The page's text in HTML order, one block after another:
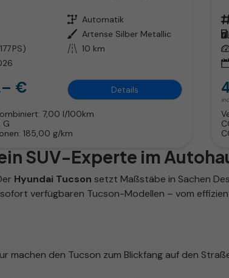
Getriebe Automatik
Außenfarbe Artense Silber Metallic
PS) Kilometerstand 10 km
€ Details
7,00 l/100km
G
185,00 g/km
SUV-Experte im
Hyundai Tucson setzt Maßstäbe in Sachen
verfügbaren Tucson-Modellen – vom
machen den Tucson zum Blickfang auf den